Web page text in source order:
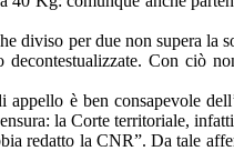
diviso per due non supera la
Con ciò
è ben consapevole
la Corte territoriale,
redatto la CNR”. Da tale